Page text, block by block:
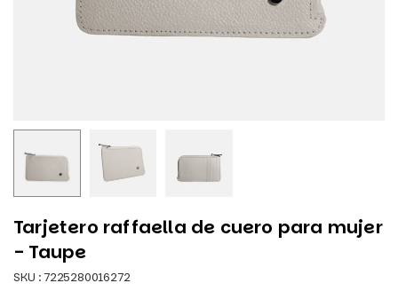
Tarjetero raffaella de cuero para mujer
- Taupe
SKU :7225280016272